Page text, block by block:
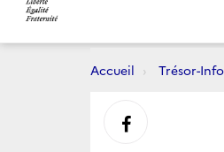
Accueil Trésor-Info
Partager